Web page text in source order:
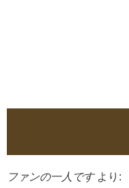
ファンの一人です より: